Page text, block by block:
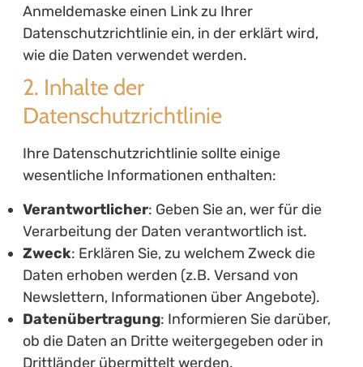
Anmeldemaske einen Link zu Ihrer
Datenschutzrichtlinie ein, in der erklärt wird,
wie die Daten verwendet werden.
2. Inhalte der
Datenschutzrichtlinie
Ihre Datenschutzrichtlinie sollte einige
wesentliche Informationen enthalten:
Verantwortlicher: Geben Sie an, wer für die
Verarbeitung der Daten verantwortlich ist.
Zweck: Erklären Sie, zu welchem Zweck die
Daten erhoben werden (z.B. Versand von
Newslettern, Informationen über Angebote).
Datenübertragung: Informieren Sie darüber,
ob die Daten an Dritte weitergegeben oder in
Drittländer übermittelt werden.